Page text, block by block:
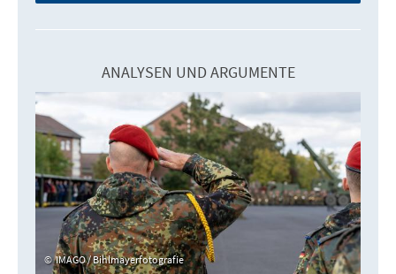
ANALYSEN UND ARGUMENTE
IMAGO / Bihlmayerfotografie